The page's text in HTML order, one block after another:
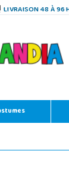
LIVRAISON 48 À 96